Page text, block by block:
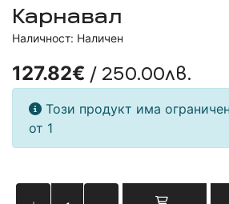
Карнавал
Наличност: Наличен
127.82€ / 250.00лв.
Този продукт има
от 1